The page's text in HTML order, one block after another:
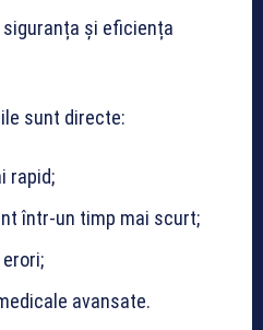
și eficiența
sunt directe:
rapid;
într-un timp mai scurt;
avansate.